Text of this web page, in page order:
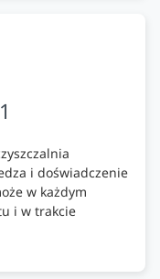
i doświadczenie
w każdym
i w trakcie